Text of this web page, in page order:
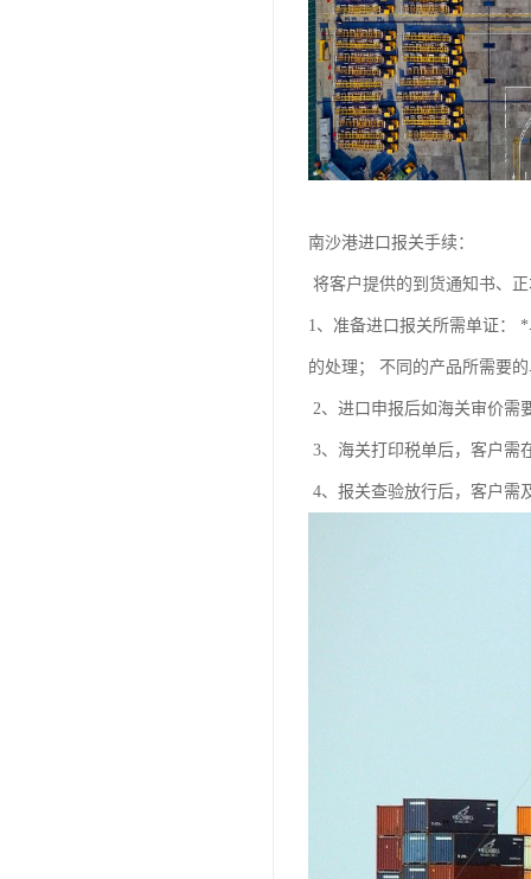
南沙港进口报关手续：
将客户提供的到货通知书、
1、准备进口报关所需单证：
的处理； 不同的产品所需要
2、进口申报后如海关审价需
3、海关打印税单后，客户需
4、报关查验放行后，客户需